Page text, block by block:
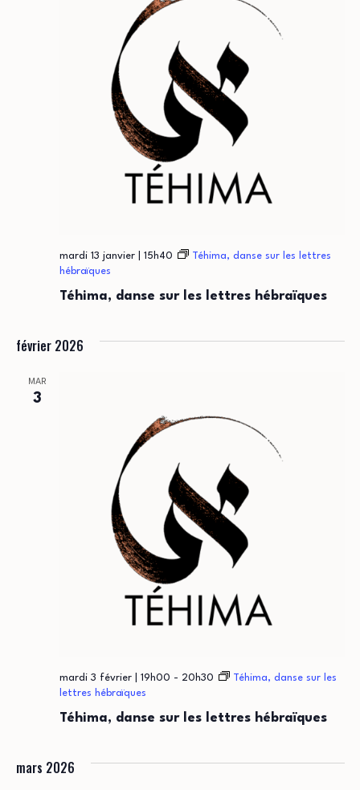
Téhima, danse sur les lettres hébraïques
mardi 13 janvier | 15h40
Téhima, danse sur les lettres
hébraïques
février 2026
MAR
3
Téhima, danse sur les lettres hébraïques
mardi 3 février | 19h00 - 20h30
Téhima, danse sur les
lettres hébraïques
mars 2026